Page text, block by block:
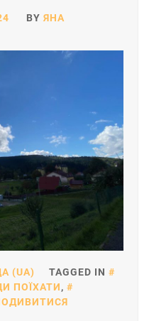
BY ЯНА
(UA)
TAGGED IN
ПОЇХАТИ,